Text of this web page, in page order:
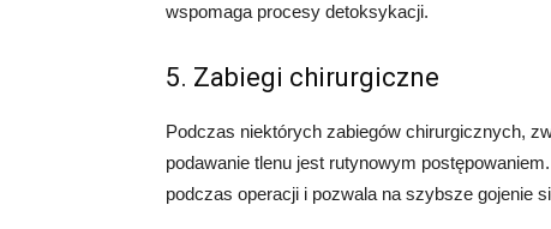
wspomaga procesy detoksykacji.
5. Zabiegi chirurgiczne
Podczas niektórych zabiegów chirurgicznych,
podawanie tlenu jest rutynowym
podczas operacji i pozwala na szybsze gojenie